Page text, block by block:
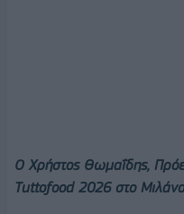
O Χρήστος Θωμαΐδης,
Τuttofood 2026 στο Μιλάνο